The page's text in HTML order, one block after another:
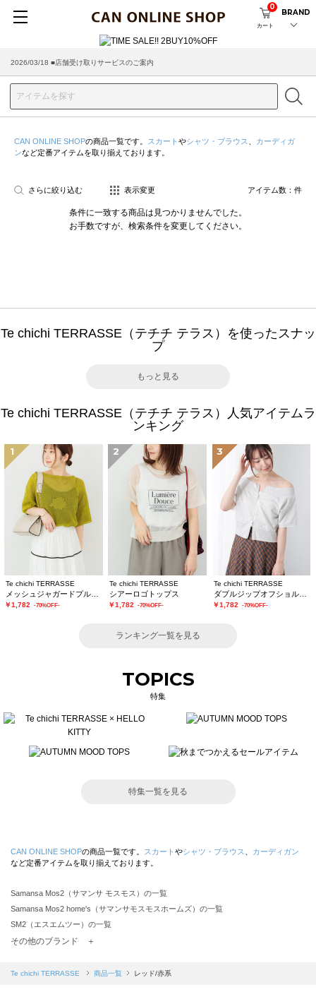
カート
0
BRAND
2026/03/18 ■店舗受け取りサービスのご案内
CAN ONLINE SHOPの商品一覧です。 スカート やシャツ・ブラウス
カーディガ
ンなど定番アイテムを取り揃えております。
さらに絞り込む 表示変更 アイテム数： 件
条件に一致する商品は見つかりませんでした。
お手数ですが、検索条件を変更してください。
Te chichi TERRASSE（テチチ テラス）を使ったスナッ
プ
もっと見る
Te chichi TERRASSE（テチチ テラス）人気アイテムラ
ンキング
1
Te chichi TERRASSE
￥1,782 -70%OFF-
2
Te chichi TERRASSE
シアーロゴトップス
￥1,782 -70%OFF-
3
Te chichi TERRASSE
ダブルジップオフショルカットトップス
￥1,782 -70%OFF-
ランキング一覧を見る
TOPICS
特集
特集一覧を見る
CAN ONLINE SHOPの商品一覧です。 スカート やシャツ・ブラウス
カーディガン
など定番アイテムを取り揃えております。
Samansa Mos2（サマンサ モスモス）の一覧
Samansa Mos2 home's（サマンサモスモスホームズ）の一覧
SM2（エスエムツー）の一覧
TSUHARU by Samansa Mos2（ツハルバイサマンサモスモス）の一覧
Samansa Mos2 blue（サマンサモスモス ブルー）の一覧
その他のブランド ＋
Te chichi TERRASSE 商品一覧 レッド/赤系